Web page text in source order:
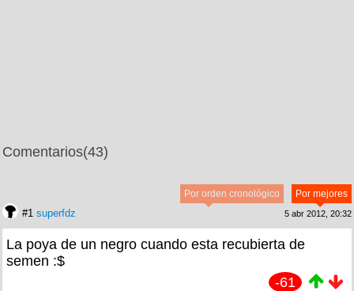
Comentarios(43)
Por mejores
Por orden cronológico
#1 superfdz 5 abr 2012, 20:32
La poya de un negro cuando esta recubierta de
semen :$
-61